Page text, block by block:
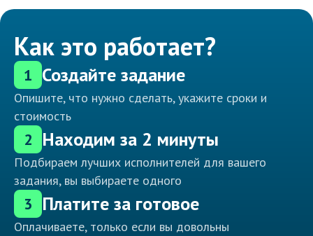
Как это работает?
1 Создайте задание
Опишите, что нужно сделать, укажите сроки и
стоимость
2 Находим за 2 минуты
Подбираем лучших исполнителей для вашего
задания, вы выбираете одного
3 Платите за готовое
Оплачиваете, только если вы довольны